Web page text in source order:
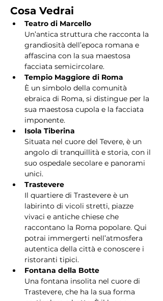
Cosa Vedrai
Teatro di Marcello
Un’antica struttura che racconta la
grandiosità dell’epoca romana e
affascina con la sua maestosa
facciata semicircolare.
Tempio Maggiore di Roma
È un simbolo della comunità
ebraica di Roma, si distingue per la
sua maestosa cupola e la facciata
imponente.
Isola Tiberina
Situata nel cuore del Tevere, è un
angolo di tranquillità e storia, con il
suo ospedale secolare e panorami
unici.
Trastevere
Il quartiere di Trastevere è un
labirinto di vicoli stretti, piazze
vivaci e antiche chiese che
raccontano la Roma popolare. Qui
potrai immergerti nell’atmosfera
autentica della città e conoscere i
ristoranti tipici.
Fontana della Botte
Una fontana insolita nel cuore di
Trastevere, che ha la sua forma